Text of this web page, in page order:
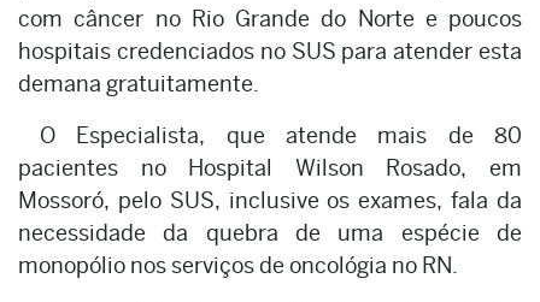
com câncer no Rio Grande do Norte e poucos
hospitais credenciados no SUS para atender esta
demana gratuitamente.
O Especialista, que atende mais de 80
pacientes no Hospital Wilson Rosado, em
Mossoró, pelo SUS, inclusive os exames, fala da
necessidade da quebra de uma espécie de
monopólio nos serviços de oncológia no RN.